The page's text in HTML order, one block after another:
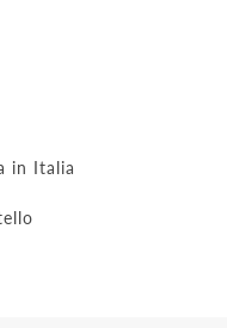
in Italia